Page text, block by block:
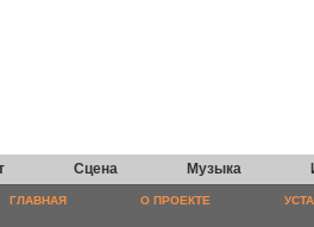
Сцена Музыка
ГЛАВНАЯ О ПРОЕКТЕ